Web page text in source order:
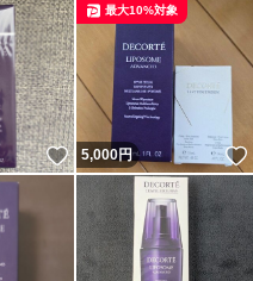
いいね！
5,000円
最大10%対象